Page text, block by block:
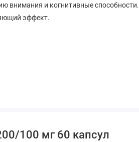
внимания и когнитивные способности.
эффект.
орехового дерева.
100 мг 60 капсул